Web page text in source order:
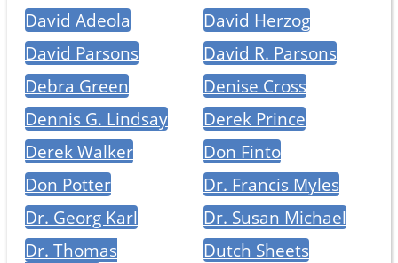
David Adeola
David Herzog
David Parsons
David R. Parsons
Debra Green
Denise Cross
Dennis G. Lindsay
Derek Prince
Derek Walker
Don Finto
Don Potter
Dr. Francis Myles
Dr. Georg Karl
Dr. Susan Michael
Dr. Thomas
Dutch Sheets